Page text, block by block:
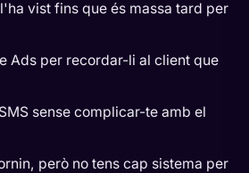
vist fins que és massa tard per
Ads per recordar-li al client que
sense complicar-te amb el
però no tens cap sistema per